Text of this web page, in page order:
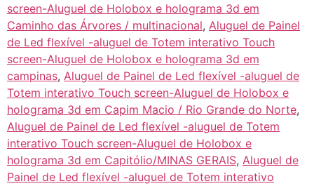
screen-Aluguel de Holobox e holograma 3d em
Caminho das Árvores / multinacional, Aluguel de Painel
de Led flexível -aluguel de Totem interativo Touch
screen-Aluguel de Holobox e holograma 3d em
campinas, Aluguel de Painel de Led flexível -aluguel de
Totem interativo Touch screen-Aluguel de Holobox e
holograma 3d em Capim Macio / Rio Grande do Norte,
Aluguel de Painel de Led flexível -aluguel de Totem
interativo Touch screen-Aluguel de Holobox e
holograma 3d em Capitólio/MINAS GERAIS, Aluguel de
Painel de Led flexível -aluguel de Totem interativo